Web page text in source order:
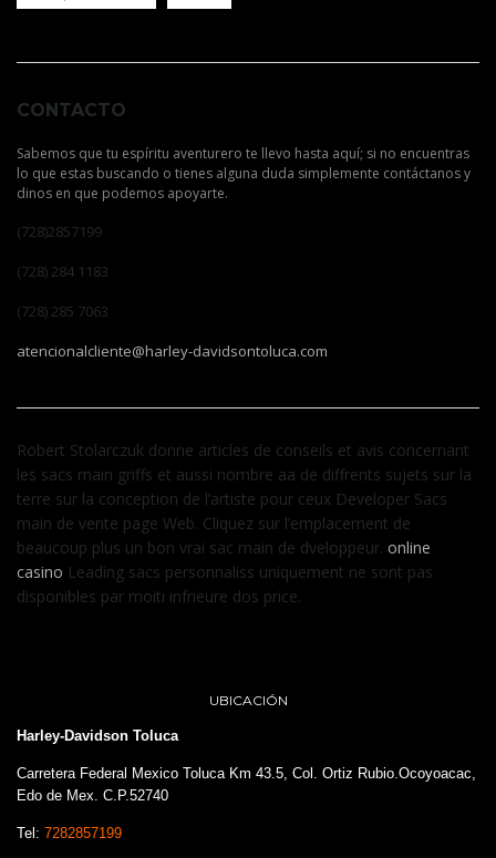
CONTACTO
Sabemos que tu espíritu aventurero te llevo hasta aquí; si no encuentras
lo que estas buscando o tienes alguna duda simplemente contáctanos y
dinos en que podemos apoyarte.
(728)2857199
(728) 284 1183
(728) 285 7063
atencionalcliente@harley-davidsontoluca.com
Robert Stolarczuk donne articles de conseils et avis concernant
les sacs main griffs et aussi nombre aa de diffrents sujets sur la
terre sur la conception de l’artiste pour ceux Developer Sacs
main de vente page Web. Cliquez sur l’emplacement de
beaucoup plus un bon vrai sac main de dveloppeur. online
casino Leading sacs personnaliss uniquement ne sont pas
disponibles par moiti infrieure dos price.
UBICACIÓN
Harley-Davidson Toluca
Carretera Federal Mexico Toluca Km 43.5, Col. Ortiz Rubio.Ocoyoacac,
Edo de Mex. C.P.52740
Tel: 7282857199